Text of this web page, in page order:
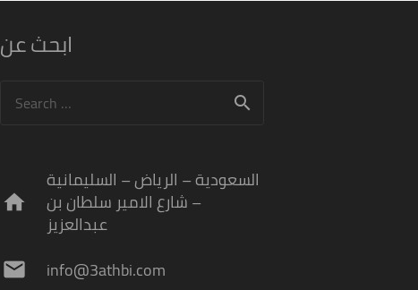
ابحث عن
Search
for:
home
السعودية – الرياض – السليمانية
– شارع الامير سلطان بن
عبدالعزيز
mail info@3athbi.com